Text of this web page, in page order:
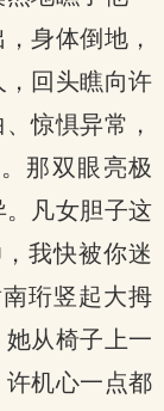
身体倒地，
回头瞧向许
惊惧异常，
那双眼亮极
凡女胆子这
我快被你迷
珩竖起大拇
从椅子上一
机心一点都